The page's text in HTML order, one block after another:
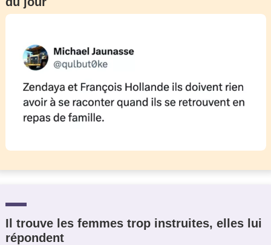
Il trouve les femmes trop instruites, elles lui
répondent